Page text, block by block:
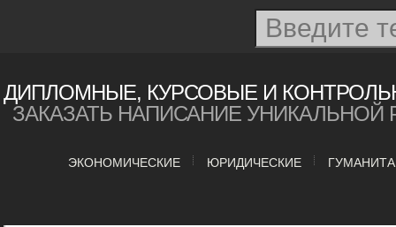
ДИПЛОМНЫЕ, КУРСОВЫЕ И
ЗАКАЗАТЬ НАПИСАНИЕ
ЭКОНОМИЧЕСКИЕ ЮРИДИЧЕСКИЕ